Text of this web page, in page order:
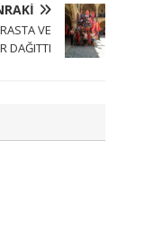
VE
DAĞITTI